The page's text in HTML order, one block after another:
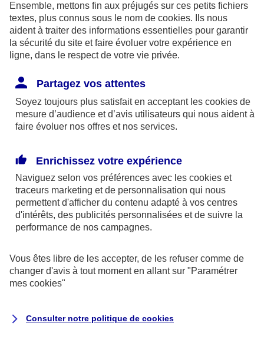
prudentiel et de résolution (ACPR) : - 4
Place de Budapest - CS 92459 - 75436
Paris Cedex 09. Le détail des procédures de
recours et de réclamation et les
disponibles sur le site axa.fr.
AXA France IARD et AXA France Vie sont
mandataires exclusifs en opérations de
246 et n°13 005 764 (consultable
surwww.orias.fr)
AXA Assistance France Assurances,
S.A au capital de 51 429 430,40 €,
Siège social :
8-10, rue Paul Vaillant Couturier
Ensemble, mettons fin aux préjugés sur ces petits fichiers
textes, plus connus sous le nom de cookies. Ils nous
aident à traiter des informations essentielles pour garantir
la sécurité du site et faire évoluer votre expérience en
ligne, dans le respect de votre vie privée.
Partagez vos attentes
Soyez toujours plus satisfait en acceptant les cookies de
mesure d’audience et d’avis utilisateurs qui nous aident à
faire évoluer nos offres et nos services.
Enrichissez votre expérience
Naviguez selon vos préférences avec les cookies et
traceurs marketing et de personnalisation qui nous
permettent d'afficher du contenu adapté à vos centres
d'intérêts, des publicités personnalisées et de suivre la
performance de nos campagnes.
Vous êtes libre de les accepter, de les refuser comme de
changer d'avis à tout moment en allant sur "Paramétrer
mes cookies"
Consulter notre politique de cookies